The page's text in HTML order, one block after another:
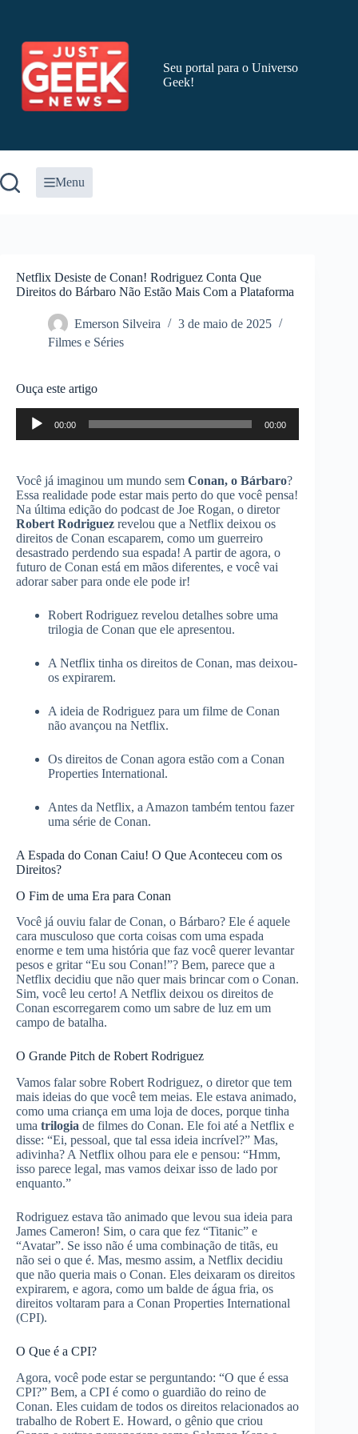
conteúdo
Seu portal para o Universo
Geek!
Menu
Netflix Desiste de Conan! Rodriguez Conta Que
Direitos do Bárbaro Não Estão Mais Com a Plataforma
Emerson Silveira
3 de maio de 2025
Filmes e Séries
Ouça este artigo
Tocador
áudio
00:00 00:00
Você já imaginou um mundo sem Conan, o Bárbaro?
Essa realidade pode estar mais perto do que você pensa!
Na última edição do podcast de Joe Rogan, o diretor
Robert Rodriguez revelou que a Netflix deixou os
direitos de Conan escaparem, como um guerreiro
desastrado perdendo sua espada! A partir de agora, o
futuro de Conan está em mãos diferentes, e você vai
adorar saber para onde ele pode ir!
Robert Rodriguez revelou detalhes sobre uma
trilogia de Conan que ele apresentou.
A Netflix tinha os direitos de Conan, mas deixou-
os expirarem.
A ideia de Rodriguez para um filme de Conan
não avançou na Netflix.
Os direitos de Conan agora estão com a Conan
Properties International.
Antes da Netflix, a Amazon também tentou fazer
uma série de Conan.
A Espada do Conan Caiu! O Que Aconteceu com os
Direitos?
O Fim de uma Era para Conan
Você já ouviu falar de Conan, o Bárbaro? Ele é aquele
cara musculoso que corta coisas com uma espada
enorme e tem uma história que faz você querer levantar
pesos e gritar “Eu sou Conan!”? Bem, parece que a
Netflix decidiu que não quer mais brincar com o Conan.
Sim, você leu certo! A Netflix deixou os direitos de
Conan escorregarem como um sabre de luz em um
campo de batalha.
O Grande Pitch de Robert Rodriguez
Vamos falar sobre Robert Rodriguez, o diretor que tem
mais ideias do que você tem meias. Ele estava animado,
como uma criança em uma loja de doces, porque tinha
uma trilogia de filmes do Conan. Ele foi até a Netflix e
disse: “Ei, pessoal, que tal essa ideia incrível?” Mas,
adivinha? A Netflix olhou para ele e pensou: “Hmm,
isso parece legal, mas vamos deixar isso de lado por
enquanto.”
Rodriguez estava tão animado que levou sua ideia para
James Cameron! Sim, o cara que fez “Titanic” e
“Avatar”. Se isso não é uma combinação de titãs, eu
não sei o que é. Mas, mesmo assim, a Netflix decidiu
que não queria mais o Conan. Eles deixaram os direitos
expirarem, e agora, como um balde de água fria, os
direitos voltaram para a Conan Properties International
(CPI).
O Que é a CPI?
Agora, você pode estar se perguntando: “O que é essa
CPI?” Bem, a CPI é como o guardião do reino de
Conan. Eles cuidam de todos os direitos relacionados ao
trabalho de Robert E. Howard, o gênio que criou